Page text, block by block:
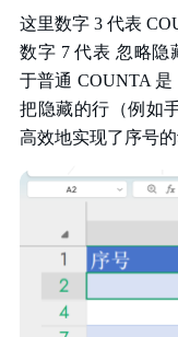
这里数字 3 代表
数字 7 代表 忽略隐
于普通 COUNTA
把隐藏的行（例如
高效地实现了序号的